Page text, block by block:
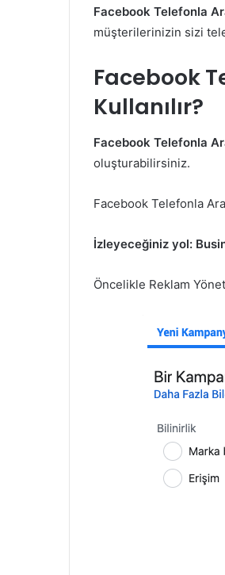
Facebook Telefonla
müşterilerinizin sizi
Facebook
Kullanılır?
Facebook Telefonla
oluşturabilirsiniz.
Facebook Telefonla
İzleyeceğiniz yol:
Öncelikle Reklam